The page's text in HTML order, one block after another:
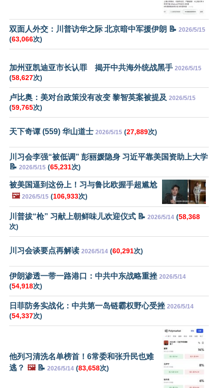
双面人外交：川普访华之际 北京暗中军援伊朗 📝 2026/5/15
(63,066次)
加州亚凯迪亚市长认罪 揭开中共海外统战黑手 2026/5/15
(58,627次)
卢比奥：美对台政策没有改变 黎智英案被提及 2026/5/15
(59,765次)
天下奇谭 (559) 华山道士 2026/5/15 (27,889次)
川习会李强“被低调” 彭丽媛隐身 习近平靠美国资助上大学
📝 2026/5/15 (65,231次)
被美国逼到这份上！习与鲁比欧握手超尴尬
🖼️ 2026/5/15 (106,933次)
川普拔“枪” 习献上朝鲜味儿欢迎仪式 📝 2026/5/14 (58,368
次)
川习会谈要点再解读 2026/5/14 (60,291次)
伊朗渗透一带一路港口：中共中东战略重挫 2026/5/14
(54,918次)
日菲防务实战化：中共第一岛链霸权野心受挫 2026/5/14
(54,337次)
他列习清洗名单榜首！6常委和张升民也难
逃？ 🖼️📝 2026/5/14 (83,658次)